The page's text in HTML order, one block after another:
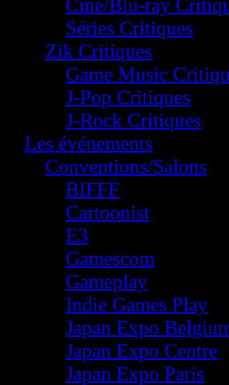
Ciné/Blu-ray
Séries Critiques
Zik Critiques
Game Music
J-Pop Critiques
J-Rock Critiques
Les événements
Conventions/Salons
BIFFF
Cartoonist
E3
Gamescom
Gameplay
Indie Games Play
Japan Expo
Japan Expo Centre
Japan Expo Paris